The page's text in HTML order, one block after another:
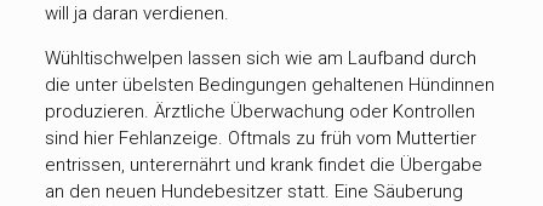
will ja daran verdienen.
Wühltischwelpen lassen sich wie am Laufband durch
die unter übelsten Bedingungen gehaltenen Hündinnen
produzieren. Ärztliche Überwachung oder Kontrollen
sind hier Fehlanzeige. Oftmals zu früh vom Muttertier
entrissen, unterernährt und krank findet die Übergabe
an den neuen Hundebesitzer statt. Eine Säuberung